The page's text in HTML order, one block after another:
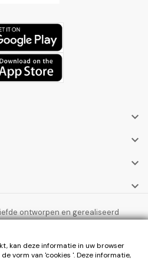




ontworpen en gerealiseerd
kan deze informatie in uw browser
vorm van 'cookies '. Deze informatie,